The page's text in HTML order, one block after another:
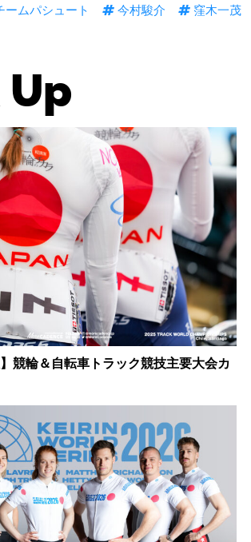
ームパシュート 今村駿介 窪木一茂
】競輪＆自転車トラック競技主要大会カ